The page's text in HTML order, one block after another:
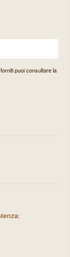
puoi consultare la